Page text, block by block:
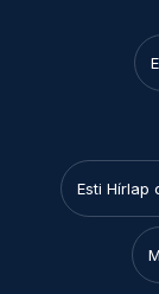
Esti Hírlap